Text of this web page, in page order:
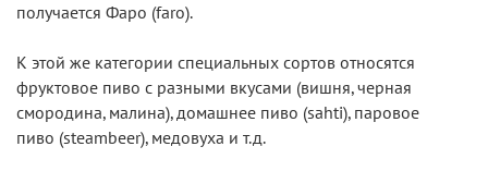
получается Фаро (faro).
К этой же категории специальных сортов относятся
фруктовое пиво с разными вкусами (вишня, черная
смородина, малина), домашнее пиво (sahti), паровое
пиво (steambeer), медовуха и т.д.